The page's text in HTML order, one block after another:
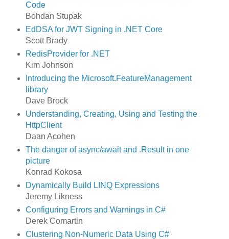
Code
Bohdan Stupak
EdDSA for JWT Signing in .NET Core
Scott Brady
RedisProvider for .NET
Kim Johnson
Introducing the Microsoft.FeatureManagement
library
Dave Brock
Understanding, Creating, Using and Testing the
HttpClient
Daan Acohen
The danger of async/await and .Result in one
picture
Konrad Kokosa
Dynamically Build LINQ Expressions
Jeremy Likness
Configuring Errors and Warnings in C#
Derek Comartin
Clustering Non-Numeric Data Using C#